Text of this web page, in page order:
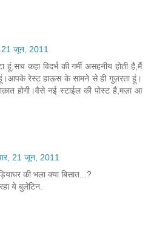
21 जून, 2011
हूं,सच कहा विदर्भ की गर्मी असहनीय होती है,मैं
रेस्ट हाऊस के सामने से ही गुज़रता हूं।
होगी।वैसे नई स्टाईल की पोस्ट है,मज़ा आ
21 जून, 2011
की भला क्या बिसात...?
ये बुलेटिन.